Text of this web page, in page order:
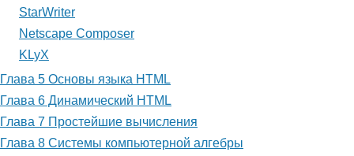
StarWriter
Netscape Composer
KLyX
Глава 5 Основы языка HTML
Глава 6 Динамический HTML
Глава 7 Простейшие вычисления
Глава 8 Системы компьютерной алгебры